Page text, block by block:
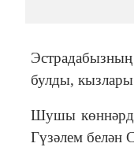
булды,
Шушы
Гүзәлем белән